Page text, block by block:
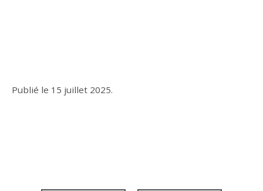
Publié le 15 juillet 2025.